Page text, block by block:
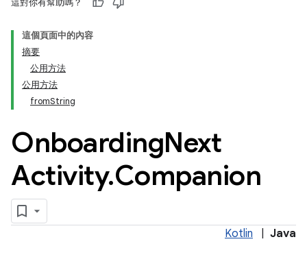
這對你有幫助嗎？
這個頁面中的內容
摘要
公用方法
公用方法
fromString
OnboardingNext
Activity.Companion
Kotlin Java